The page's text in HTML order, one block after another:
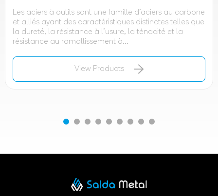
Les aciers à outils sont une famille d'aciers au carbone
et alliés ayant des caractéristiques distinctes telles que
la dureté, la résistance à l'usure, la ténacité et la
résistance au ramollissement à...
View Products